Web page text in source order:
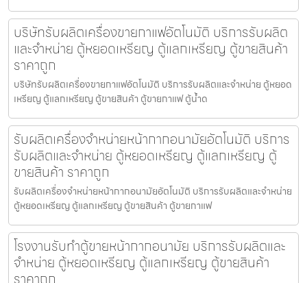
บริษัทรับผลิตเครื่องขายกาแฟ​อัตโนมัติ บริการรับผลิต
และจำหน่าย ตู้หยอดเหรียญ ตู้แลกเหรียญ ตู้ขายสินค้า
ราคาถูก
บริษัทรับผลิตเครื่องขายกาแฟ​อัตโนมัติ บริการรับผลิตและจำหน่าย ตู้หยอด
เหรียญ ตู้แลกเหรียญ ตู้ขายสินค้า ตู้ขายกาแฟ ตู้น้ำด
รับผลิตเครื่องจำหน่ายหน้ากากอนามัย​อัตโนมัติ บริการ
รับผลิตและจำหน่าย ตู้หยอดเหรียญ ตู้แลกเหรียญ ตู้
ขายสินค้า ราคาถูก
รับผลิตเครื่องจำหน่ายหน้ากากอนามัย​อัตโนมัติ บริการรับผลิตและจำหน่าย
ตู้หยอดเหรียญ ตู้แลกเหรียญ ตู้ขายสินค้า ตู้ขายกาแฟ
โรงงานรับทำตู้ขายหน้ากากอนามัย บริการรับผลิตและ
จำหน่าย ตู้หยอดเหรียญ ตู้แลกเหรียญ ตู้ขายสินค้า